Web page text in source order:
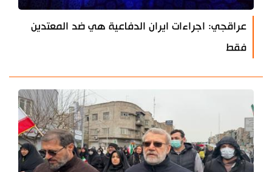
عراقجي: اجراءات ايران الدفاعية هي ضد المعتدين
فقط